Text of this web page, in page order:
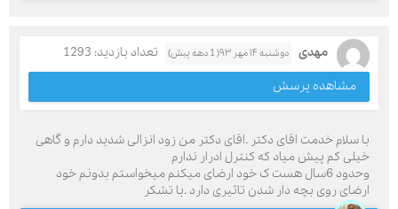
مهدی دوشنبه ۱۴ مهر ۹۳( 1 دهه پیش)
تعداد بازدید: 1293
مشاهده پرسش
با سلام خدمت اقای دکتر .اقای دکتر من زود انزالی شدید دارم و گاهی
خیلی کم پیش میاد که کنترل ادرار ندارم
وحدود 6سال هست ک خود ارضای میکنم میخواستم بدونم خود
ارضای روی بچه دار شدن تاثیری دارد .با تشکر